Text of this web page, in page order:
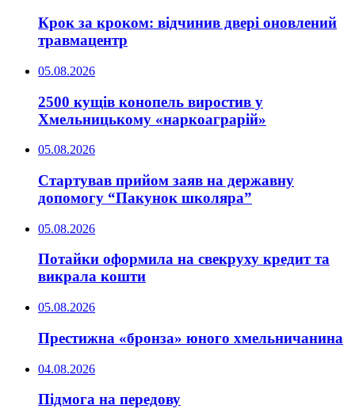
Крок за кроком: відчинив двері оновлений
травмацентр
05.08.2026
2500 кущів конопель виростив у
Хмельницькому «наркоаграрій»
05.08.2026
Стартував прийом заяв на державну
допомогу “Пакунок школяра”
05.08.2026
Потайки оформила на свекруху кредит та
викрала кошти
05.08.2026
Престижна «бронза» юного хмельничанина
04.08.2026
Підмога на передову